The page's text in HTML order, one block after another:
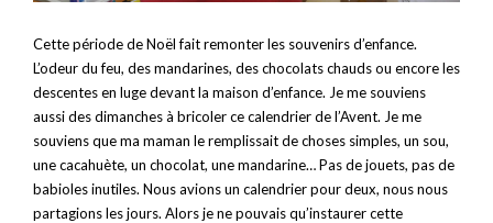
Cette période de Noël fait remonter les souvenirs d’enfance.
L’odeur du feu, des mandarines, des chocolats chauds ou encore les
descentes en luge devant la maison d’enfance. Je me souviens
aussi des dimanches à bricoler ce calendrier de l’Avent. Je me
souviens que ma maman le remplissait de choses simples, un sou,
une cacahuète, un chocolat, une mandarine… Pas de jouets, pas de
babioles inutiles. Nous avions un calendrier pour deux, nous nous
partagions les jours. Alors je ne pouvais qu’instaurer cette